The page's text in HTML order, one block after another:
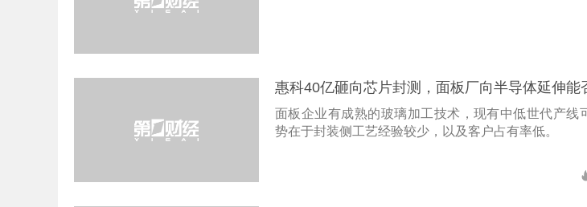
惠科40亿砸向芯片封测，面板厂向半导体延伸能
面板企业有成熟的玻璃加工技术，现有中低世代产线
势在于封装侧工艺经验较少，以及客户占有率低。